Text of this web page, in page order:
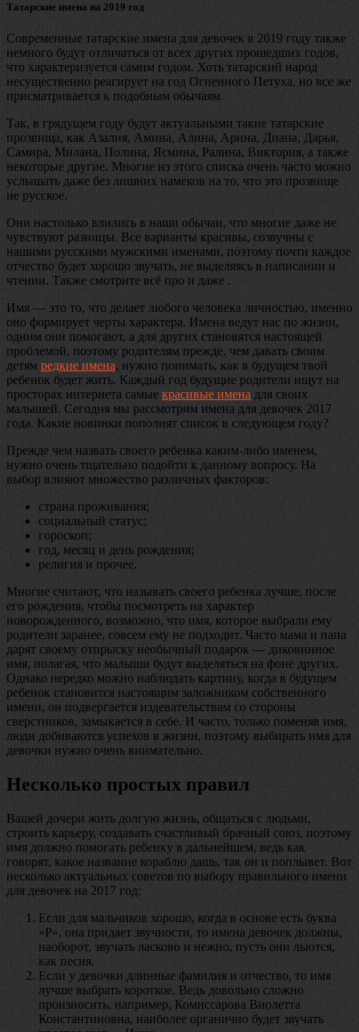
Татарские имена на 2019 год
Современные татарские имена для девочек в 2019 году также
немного будут отличаться от всех других прошедших годов,
что характеризуется самим годом. Хоть татарский народ
несущественно реагирует на год Огненного Петуха, но все же
присматривается к подобным обычаям.
Так, в грядущем году будут актуальными такие татарские
прозвища, как Азалия, Амина, Алина, Арина, Диана, Дарья,
Самира, Милана, Полина, Ясмина, Ралина, Виктория, а также
некоторые другие. Многие из этого списка очень часто можно
услышать даже без лишних намеков на то, что это прозвище
не русское.
Они настолько влились в наши обычаи, что многие даже не
чувствуют разницы. Все варианты красивы, созвучны с
нашими русскими мужскими именами, поэтому почти каждое
отчество будет хорошо звучать, не выделяясь в написании и
чтении. Также смотрите всё про и даже .
Имя — это то, что делает любого человека личностью, именно
оно формирует черты характера. Имена ведут нас по жизни,
одним они помогают, а для других становятся настоящей
проблемой, поэтому родителям прежде, чем давать своим
детям редкие имена, нужно понимать, как в будущем твой
ребенок будет жить. Каждый год будущие родители ищут на
просторах интернета самые красивые имена для своих
малышей. Сегодня мы рассмотрим имена для девочек 2017
года. Какие новинки пополнят список в следующем году?
Прежде чем назвать своего ребенка каким-либо именем,
нужно очень тщательно подойти к данному вопросу. На
выбор влияют множество различных факторов:
страна проживания;
социальный статус;
гороскоп;
год, месяц и день рождения;
религия и прочее.
Многие считают, что называть своего ребенка лучше, после
его рождения, чтобы посмотреть на характер
новорожденного, возможно, что имя, которое выбрали ему
родители заранее, совсем ему не подходит. Часто мама и папа
дарят своему отпрыску необычный подарок — диковинное
имя, полагая, что малыши будут выделяться на фоне других.
Однако нередко можно наблюдать картину, когда в будущем
ребенок становится настоящим заложником собственного
имени, он подвергается издевательствам со стороны
сверстников, замыкается в себе. И часто, только поменяв имя,
люди добиваются успехов в жизни, поэтому выбирать имя для
девочки нужно очень внимательно.
Несколько простых правил
Вашей дочери жить долгую жизнь, общаться с людьми,
строить карьеру, создавать счастливый брачный союз, поэтому
имя должно помогать ребенку в дальнейшем, ведь как
говорят, какое название кораблю дашь, так он и поплывет. Вот
несколько актуальных советов по выбору правильного имени
для девочек на 2017 год:
Если для мальчиков хорошо, когда в основе есть буква
«Р», она придает звучности, то имена девочек должны,
наоборот, звучать ласково и нежно, пусть они льются,
как песня.
Если у девочки длинные фамилия и отчество, то имя
лучше выбрать короткое. Ведь довольно сложно
произносить, например, Комиссарова Виолетта
Константиновна, наиболее органично будет звучать